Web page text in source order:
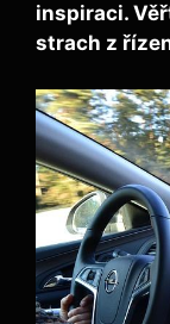
inspiraci.
strach z